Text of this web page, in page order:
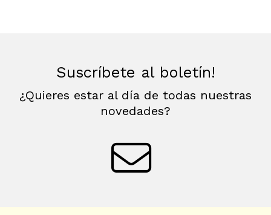
Suscríbete al boletín!
¿Quieres estar al día de todas nuestras
novedades?